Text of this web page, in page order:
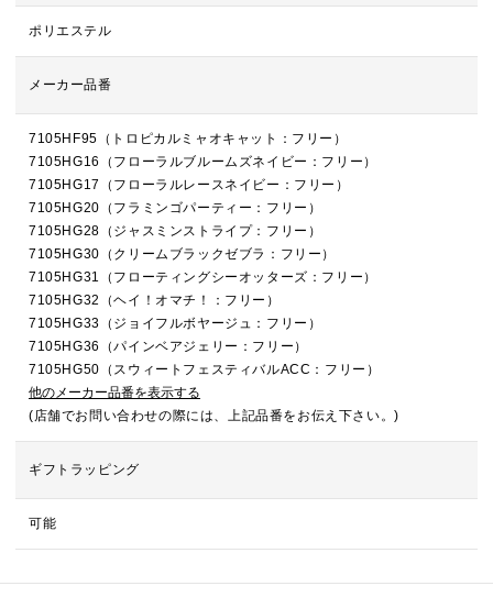
ポリエステル
メーカー品番
7105HF95（トロピカルミャオキャット：フリー）
7105HG16（フローラルブルームズネイビー：フリー）
7105HG17（フローラルレースネイビー：フリー）
7105HG20（フラミンゴパーティー：フリー）
7105HG28（ジャスミンストライプ：フリー）
7105HG30（クリームブラックゼブラ：フリー）
7105HG31（フローティングシーオッターズ：フリー）
7105HG32（ヘイ！オマチ！：フリー）
7105HG33（ジョイフルボヤージュ：フリー）
7105HG36（パインベアジェリー：フリー）
7105HG50（スウィートフェスティバルACC：フリー）
他のメーカー品番を表示する
(店舗でお問い合わせの際には、上記品番をお伝え下さい。)
ギフトラッピング
可能